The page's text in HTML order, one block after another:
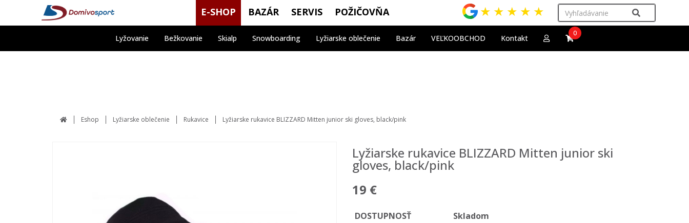
E-SHOP BAZÁR SERVIS POŽIČOVŇA ★ ★ ★ ★ ★
Lyžovanie Bežkovanie Skialp Snowboarding Lyžiarske oblečenie Bazár VEĽKOOBCHOD Kontakt
0
Eshop Lyžiarske oblečenie Rukavice Lyžiarske rukavice BLIZZARD Mitten junior ski gloves, black/pink
Lyžiarske rukavice BLIZZARD Mitten junior ski
gloves, black/pink
19 €
DOSTUPNOSŤ Skladom